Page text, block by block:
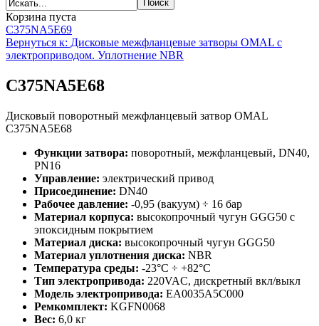
Корзина пуста
C375NA5E69
Вернуться к: Дисковые межфланцевые затворы OMAL c
электроприводом. Уплотнение NBR
C375NA5E68
Дисковый поворотный межфланцевый затвор OMAL
C375NA5E68
Функции затвора: поворотный, межфланцевый, DN40,
PN16
Управление: электрический привод
Присоединение: DN40
Рабочее давление: -0,95 (вакуум) ÷ 16 бар
Материал корпуса: высокопрочный чугун GGG50 с
эпоксидным покрытием
Материал диска: высокопрочный чугун GGG50
Материал уплотнения диска: NBR
Температура среды: -23°C ÷ +82°C
Тип электропривода: 220VAC, дискретный вкл/выкл
Модель электропривода: EA0035A5C000
Ремкомплект: KGFN0068
Вес: 6,0 кг